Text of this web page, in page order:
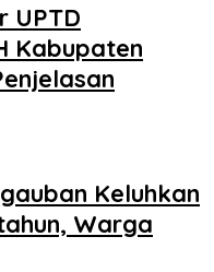
UPTD
Kabupaten
Keluhkan
Warga